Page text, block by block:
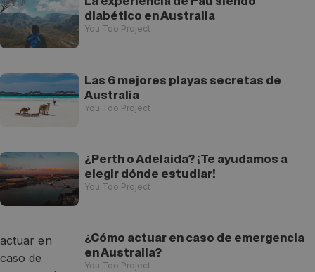
diabético en Australia
You Too Project
Las 6 mejores playas secretas de
Australia
You Too Project
¿Perth o Adelaida? ¡Te ayudamos a
elegir dónde estudiar!
You Too Project
¿Cómo actuar en caso de emergencia
en Australia?
You Too Project